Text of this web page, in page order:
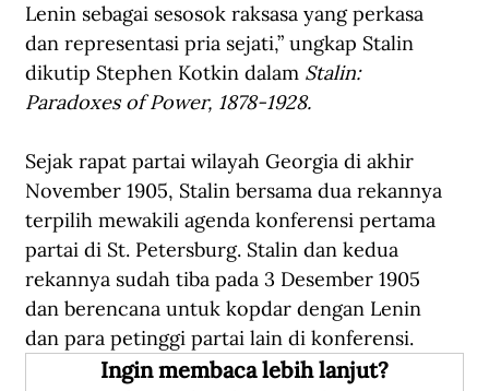
Lenin sebagai sesosok raksasa yang perkasa
dan representasi pria sejati,” ungkap Stalin
dikutip Stephen Kotkin dalam Stalin:
Paradoxes of Power, 1878-1928.
Sejak rapat partai wilayah Georgia di akhir
November 1905, Stalin bersama dua rekannya
terpilih mewakili agenda konferensi pertama
partai di St. Petersburg. Stalin dan kedua
rekannya sudah tiba pada 3 Desember 1905
dan berencana untuk kopdar dengan Lenin
dan para petinggi partai lain di konferensi.
Ingin membaca lebih lanjut?